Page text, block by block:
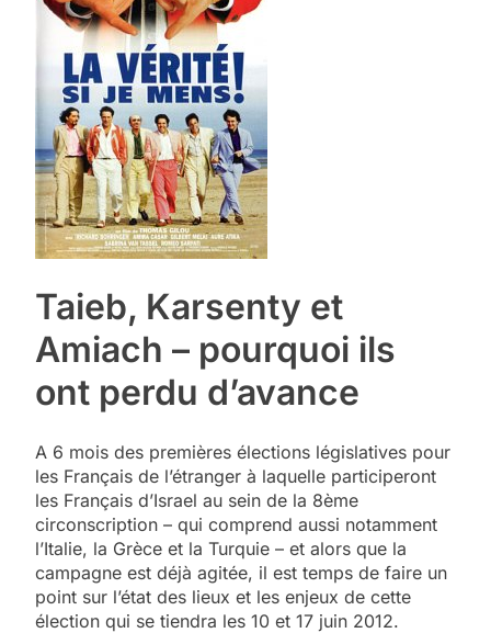
Taieb, Karsenty et
Amiach – pourquoi ils
ont perdu d’avance
A 6 mois des premières élections législatives pour
les Français de l’étranger à laquelle participeront
les Français d’Israel au sein de la 8ème
circonscription – qui comprend aussi notamment
l’Italie, la Grèce et la Turquie – et alors que la
campagne est déjà agitée, il est temps de faire un
point sur l’état des lieux et les enjeux de cette
élection qui se tiendra les 10 et 17 juin 2012.